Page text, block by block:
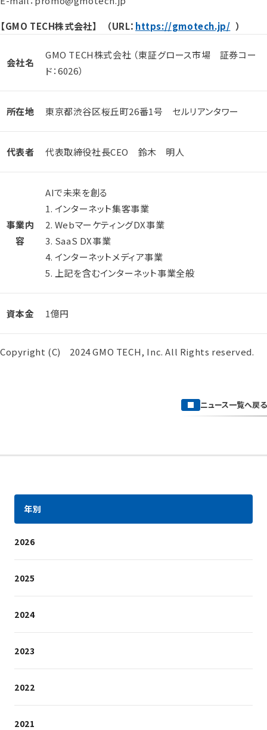
【GMO TECH株式会社】 （URL： https://gmotech.jp/ ）
会社名
GMO TECH株式会社 （東証グロース市場 証券コー
ド：6026）
所在地 東京都渋谷区桜丘町26番1号 セルリアンタワー
代表者 代表取締役社長CEO 鈴木 明人
事業内
容
AIで未来を創る
1. インターネット集客事業
2. WebマーケティングDX事業
3. SaaS DX事業
4. インターネットメディア事業
5. 上記を含むインターネット事業全般
資本金 1億円
Copyright (C) 2024 GMO TECH, Inc. All Rights reserved.
ニュース一覧へ戻る
年別
2026
2025
2024
2023
2022
2021